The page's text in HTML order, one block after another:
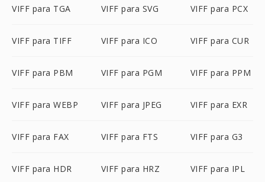
VIFF para TGA VIFF para SVG VIFF para PCX
VIFF para TIFF VIFF para ICO VIFF para CUR
VIFF para PBM VIFF para PGM VIFF para PPM
VIFF para WEBP VIFF para JPEG VIFF para EXR
VIFF para FAX VIFF para FTS VIFF para G3
VIFF para HDR VIFF para HRZ VIFF para IPL